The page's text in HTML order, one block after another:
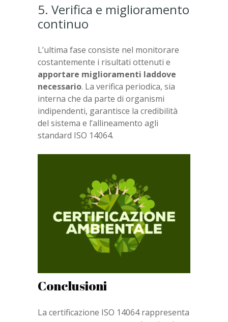
5. Verifica e miglioramento
continuo
L’ultima fase consiste nel monitorare
costantemente i risultati ottenuti e
apportare miglioramenti laddove
necessario. La verifica periodica, sia
interna che da parte di organismi
indipendenti, garantisce la credibilità
del sistema e l’allineamento agli
standard ISO 14064.
Conclusioni
La certificazione ISO 14064 rappresenta